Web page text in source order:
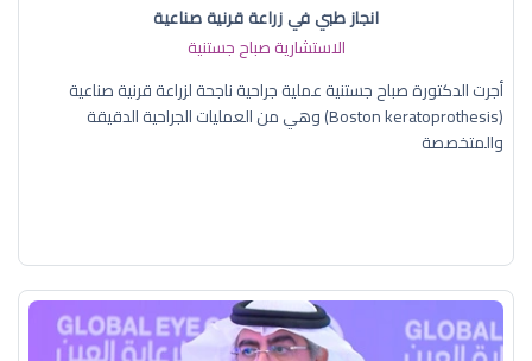
انجاز طبي في زراعة قرنية صناعية
الاستشارية صباح جستنية
أجرت الدكتورة صباح جستنية عملية جراحية ناجحة لزراعة قرنية صناعية
(Boston keratoprothesis) وهي من العمليات الجراحية الدقيقة
والمتخصصة